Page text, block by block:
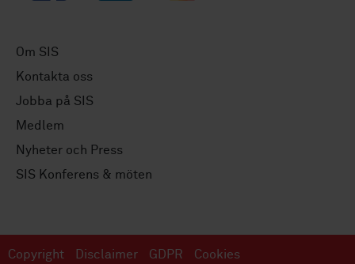
Om SIS
Kontakta oss
Jobba på SIS
Medlem
Nyheter och Press
SIS Konferens & möten
Copyright Disclaimer GDPR Cookies